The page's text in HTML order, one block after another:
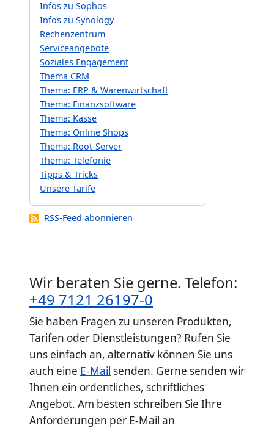
Infos zu Sophos
Infos zu Synology
Rechenzentrum
Serviceangebote
Soziales Engagement
Thema CRM
Thema: ERP & Warenwirtschaft
Thema: Finanzsoftware
Thema: Kasse
Thema: Online Shops
Thema: Root-Server
Thema: Telefonie
Tipps & Tricks
Unsere Tarife
RSS-Feed abonnieren
Wir beraten Sie gerne. Telefon:
+49 7121 26197-0
Sie haben Fragen zu unseren Produkten,
Tarifen oder Dienstleistungen? Rufen Sie
uns einfach an, alternativ können Sie uns
auch eine E-Mail senden. Gerne senden wir
Ihnen ein ordentliches, schriftliches
Angebot. Am besten schreiben Sie Ihre
Anforderungen per E-Mail an